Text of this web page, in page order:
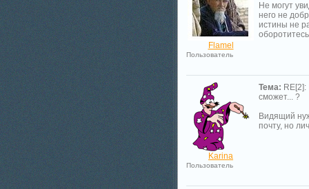
Flamel
Пользователь
Не могут
него не
истины не
Karina
Пользователь
Тема: RE[2]:
сможет... ?
Видящий
почту, но